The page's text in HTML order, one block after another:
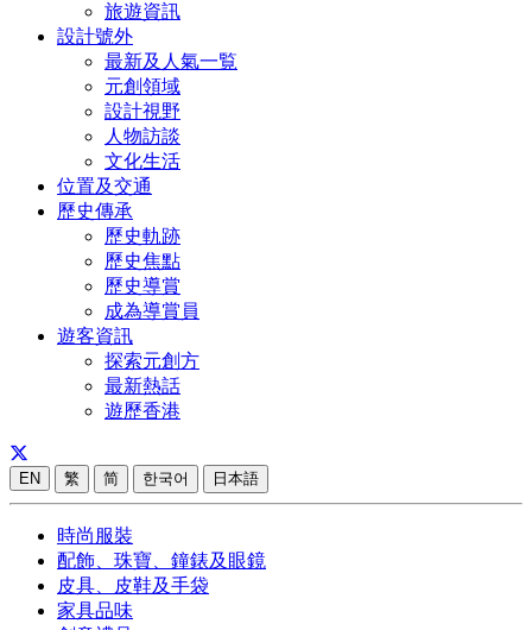
旅遊資訊
設計號外
最新及人氣一覧
元創領域
設計視野
人物訪談
文化生活
位置及交通
歷史傳承
歷史軌跡
歷史焦點
歷史導賞
成為導賞員
遊客資訊
探索元創方
最新熱話
遊歷香港
EN 繁 简 한국어 日本語
時尚服裝
配飾、珠寶、鐘錶及眼鏡
皮具、皮鞋及手袋
家具品味